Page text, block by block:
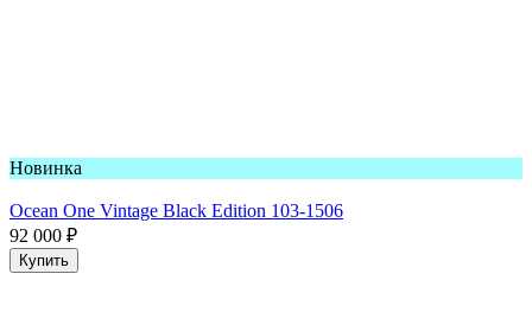
Новинка
Ocean One Vintage Black Edition 103-1506
92 000 ₽
Купить